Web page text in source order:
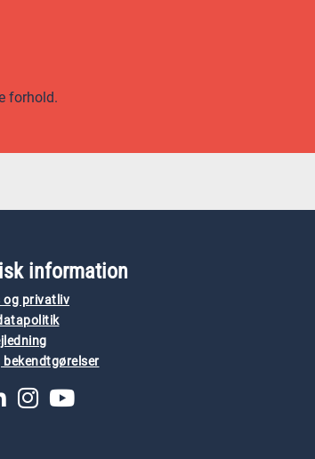
forhold.
information
og privatliv
bekendtgørelser